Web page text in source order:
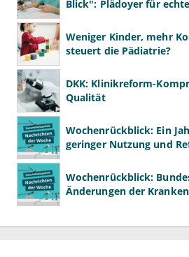
Blick": Plädoyer für
Weniger Kinder, mehr
steuert die Pädiatrie?
DKK: Klinikreform-
Qualität
Wochenrückblick: Ein
geringer Nutzung und
Wochenrückblick:
Änderungen der